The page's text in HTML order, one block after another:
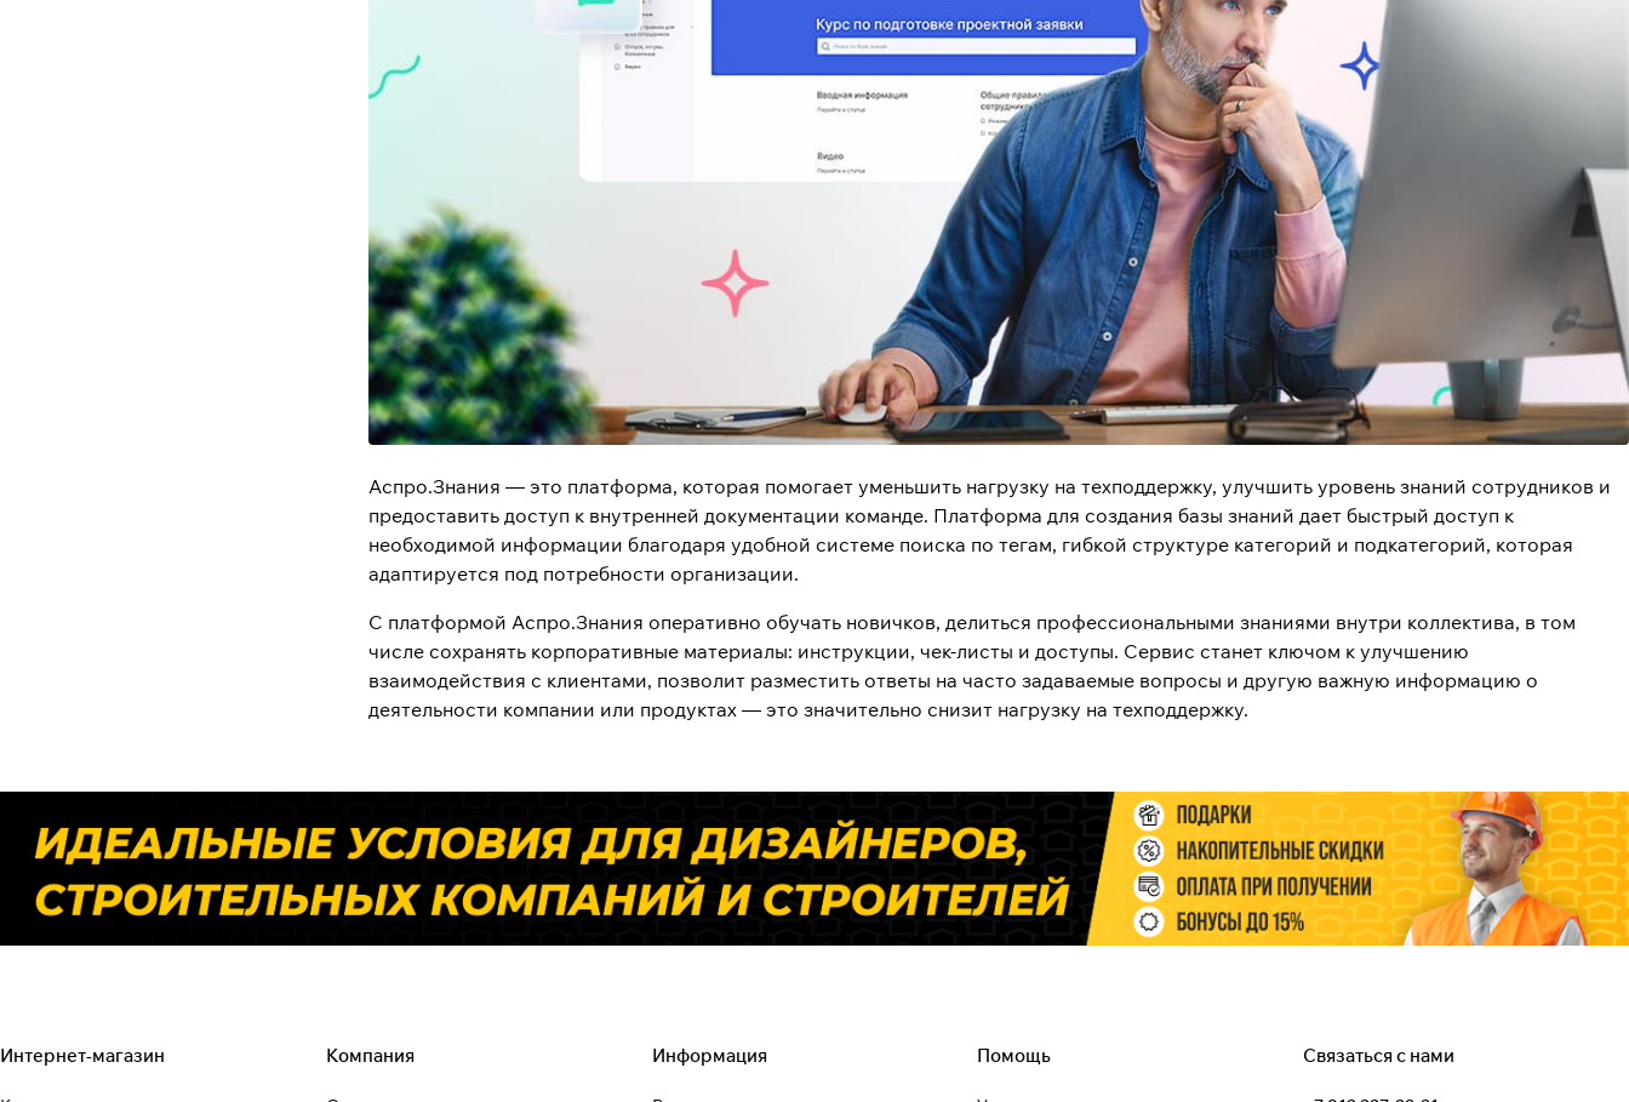
Аспро.Знания — это платформа, которая помогает уменьшить нагрузку на техподдержку, улучшить уровень знаний сотрудников и
предоставить доступ к внутренней документации команде. Платформа для создания базы знаний дает быстрый доступ к
необходимой информации благодаря удобной системе поиска по тегам, гибкой структуре категорий и подкатегорий, которая
адаптируется под потребности организации.
С платформой Аспро.Знания оперативно обучать новичков, делиться профессиональными знаниями внутри коллектива, в том
числе сохранять корпоративные материалы: инструкции, чек-листы и доступы. Сервис станет ключом к улучшению
взаимодействия с клиентами, позволит разместить ответы на часто задаваемые вопросы и другую важную информацию о
деятельности компании или продуктах — это значительно снизит нагрузку на техподдержку.
Интернет-магазин Компания Информация Помощь Связаться с нами